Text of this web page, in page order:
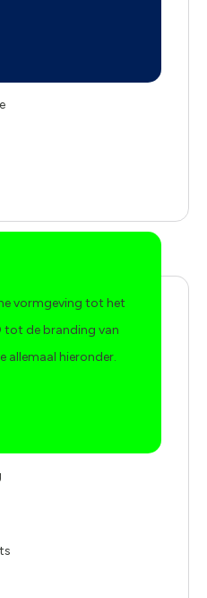
vormgeving tot het
tot de branding van
allemaal hieronder.